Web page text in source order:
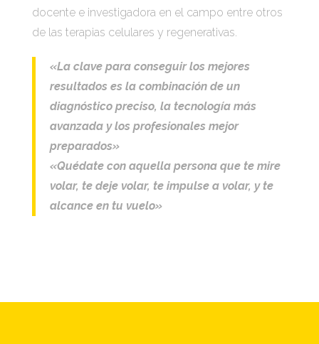
docente e investigadora en el campo entre otros
de las terapias celulares y regenerativas.
«La clave para conseguir los mejores
resultados es la combinación de un
diagnóstico preciso, la tecnología más
avanzada y los profesionales mejor
preparados»
«Quédate con aquella persona que te mire
volar, te deje volar, te impulse a volar, y te
alcance en tu vuelo»